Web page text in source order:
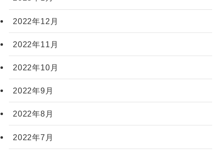
2022年12月
2022年11月
2022年10月
2022年9月
2022年8月
2022年7月